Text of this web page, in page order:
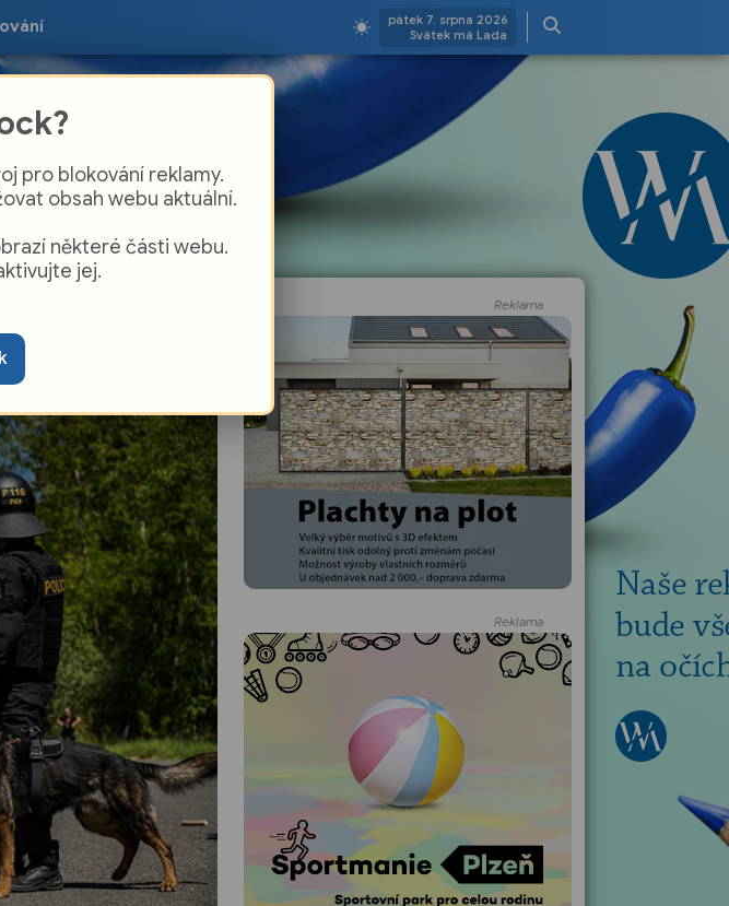
pátek 7. srpna 2026
Svátek má Lada
cvičili
Reklama
Reklama
pro blokování reklamy.
obsah webu aktuální.
některé části webu.
jej.